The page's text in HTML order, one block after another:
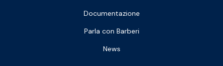
Documentazione
Parla con Barberi
News